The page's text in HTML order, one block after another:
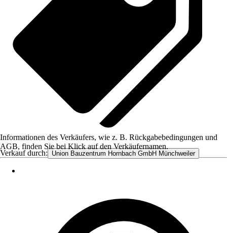
Verkauf durch: Union Bauzentrum Hornbach GmbH Münchweiler
Informationen des Verkäufers, wie z. B. Rückgabebedingungen und
AGB, finden Sie bei Klick auf den Verkäufernamen.